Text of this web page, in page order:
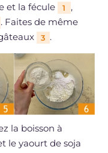
et la fécule
1
,
. Faites de même
3 .
la boisson à
le yaourt de soja